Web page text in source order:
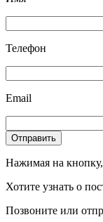
Телефон
Email
Отправить
Нажимая на
Хотите узнать о
Позвоните или